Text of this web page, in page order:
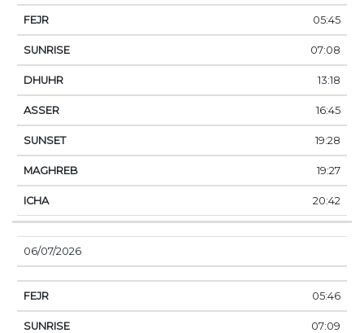
05:45
07:08
13:18
16:45
19:28
19:27
20:42
06/07/2026
05:46
07:09